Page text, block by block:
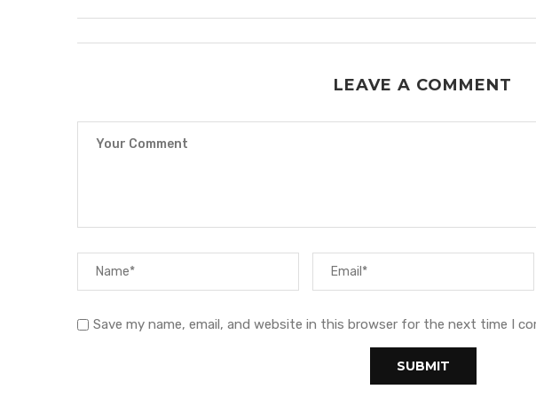
LEAVE A COMMENT
Save my name, email, and website in this browser for the next time I